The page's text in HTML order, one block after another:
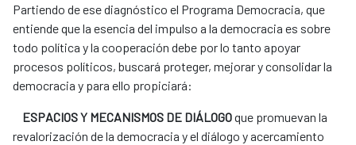
Partiendo de ese diagnóstico el Programa Democracia, que
entiende que la esencia del impulso a la democracia es sobre
todo política y la cooperación debe por lo tanto apoyar
procesos políticos, buscará proteger, mejorar y consolidar la
democracia y para ello propiciará:
ESPACIOS Y MECANISMOS DE DIÁLOGOque promuevan la
revalorización de la democracia y el diálogo y acercamiento